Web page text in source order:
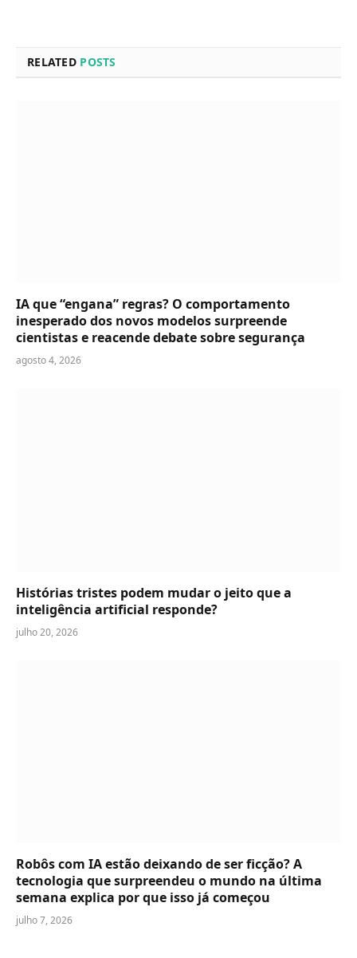
RELATED POSTS
IA que “engana” regras? O comportamento
inesperado dos novos modelos surpreende
cientistas e reacende debate sobre segurança
agosto 4, 2026
Histórias tristes podem mudar o jeito que a
inteligência artificial responde?
julho 20, 2026
Robôs com IA estão deixando de ser ficção? A
tecnologia que surpreendeu o mundo na última
semana explica por que isso já começou
julho 7, 2026